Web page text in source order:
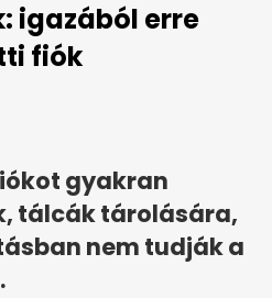
igazából erre
fiók
gyakran
tálcák tárolására,
nem tudják a